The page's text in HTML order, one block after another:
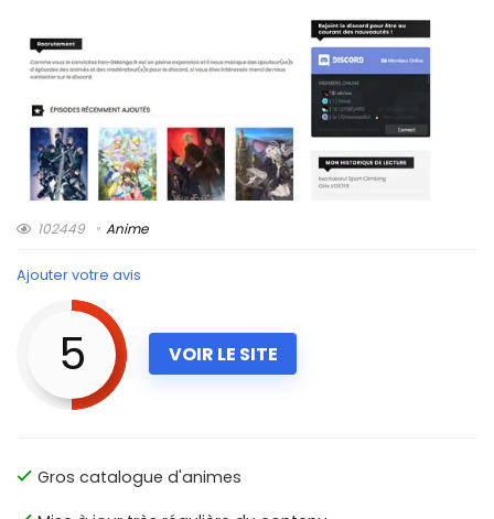
102449 Anime
Ajouter votre avis
5 VOIR LE SITE
Gros catalogue d'animes